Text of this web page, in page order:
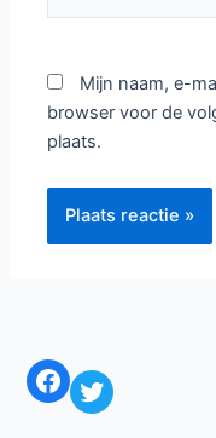
Mijn naam, e-
browser voor de
plaats.
Facebook Twitter